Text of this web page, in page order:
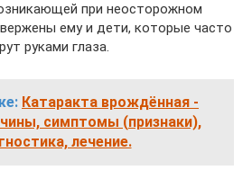
при неосторожном
ему и дети, которые часто
руками глаза.
Катаракта врождённая -
симптомы (признаки),
лечение.